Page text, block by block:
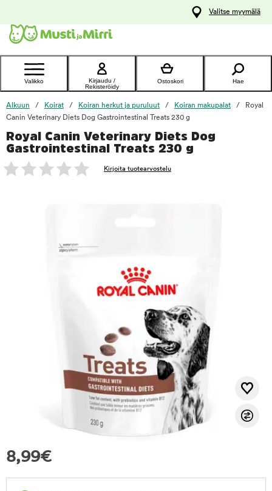
Ota yhteyttä
asiakaspalveluun
Valitse myymälä
Valikko
Kirjaudu /
Rekisteröidy
Ostoskori Hae
Alkuun Koirat Koiran herkut ja puruluut Koiran makupalat
Royal
Canin Veterinary Diets Dog Gastrointestinal Treats 230 g
Royal Canin Veterinary Diets Dog
Gastrointestinal Treats 230 g
Kirjoita tuotearvostelu
8,99€
foo